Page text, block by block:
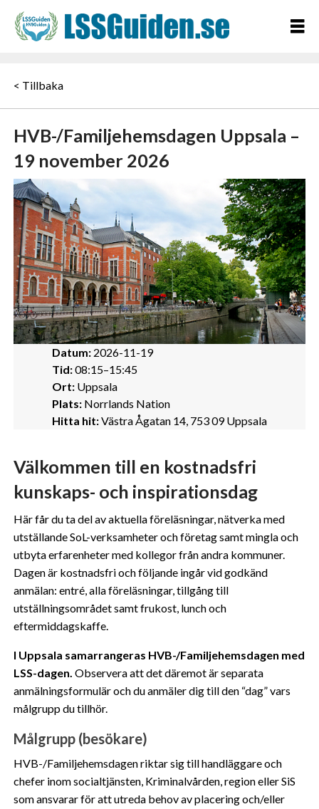
< Tillbaka
HVB-/Familjehemsdagen Uppsala –
19 november 2026
Datum: 2026-11-19
Tid:08:15–15:45
Ort: Uppsala
Plats: Norrlands Nation
Hitta hit:Västra Ågatan 14, 753 09 Uppsala
Välkommen till en kostnadsfri
kunskaps- och inspirationsdag
Här får du ta del av aktuella föreläsningar, nätverka med
utställande SoL-verksamheter och företag samt mingla och
utbyta erfarenheter med kollegor från andra kommuner.
Dagen är kostnadsfri och följande ingår vid godkänd
anmälan: entré, alla föreläsningar, tillgång till
utställningsområdet samt frukost, lunch och
eftermiddagskaffe.
I Uppsala samarrangeras HVB-/Familjehemsdagen med
LSS-dagen. Observera att det däremot är separata
anmälningsformulär och du anmäler dig till den “dag” vars
målgrupp du tillhör.
Målgrupp (besökare)
HVB-/Familjehemsdagen riktar sig till handläggare och
chefer inom socialtjänsten, Kriminalvården, region eller SiS
som ansvarar för att utreda behov av placering och/eller